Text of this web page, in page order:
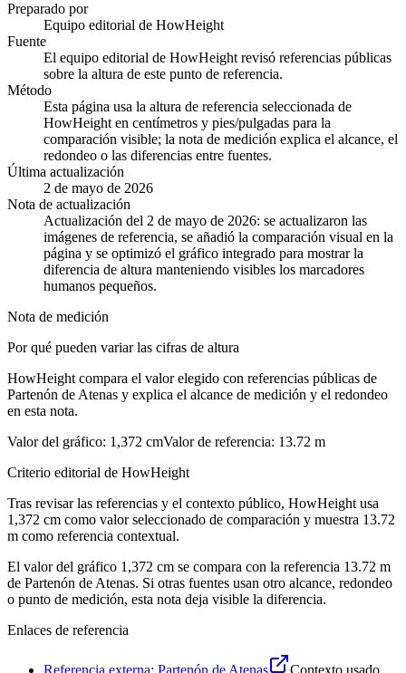
Preparado por
Equipo editorial de HowHeight
Fuente
El equipo editorial de HowHeight revisó referencias públicas
sobre la altura de este punto de referencia.
Método
Esta página usa la altura de referencia seleccionada de
HowHeight en centímetros y pies/pulgadas para la
comparación visible; la nota de medición explica el alcance, el
redondeo o las diferencias entre fuentes.
Última actualización
2 de mayo de 2026
Nota de actualización
Actualización del 2 de mayo de 2026: se actualizaron las
imágenes de referencia, se añadió la comparación visual en la
página y se optimizó el gráfico integrado para mostrar la
diferencia de altura manteniendo visibles los marcadores
humanos pequeños.
Nota de medición
Por qué pueden variar las cifras de altura
HowHeight compara el valor elegido con referencias públicas de
Partenón de Atenas y explica el alcance de medición y el redondeo
en esta nota.
Valor del gráfico: 1,372 cmValor de referencia: 13.72 m
Criterio editorial de HowHeight
Tras revisar las referencias y el contexto público, HowHeight usa
⁦1,372 cm⁩ como valor seleccionado de comparación y muestra ⁦13.72
m⁩ como referencia contextual.
El valor del gráfico 1,372 cm se compara con la referencia 13.72 m
de Partenón de Atenas. Si otras fuentes usan otro alcance, redondeo
o punto de medición, esta nota deja visible la diferencia.
Enlaces de referencia